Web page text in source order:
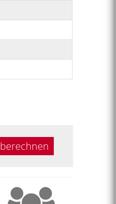
berechnen